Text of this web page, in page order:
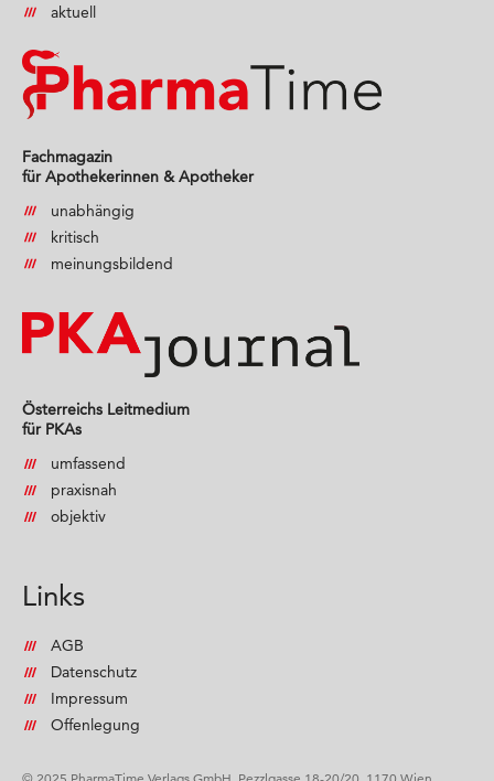
aktuell
Fachmagazin
für Apothekerinnen & Apotheker
unabhängig
kritisch
meinungsbildend
Österreichs Leitmedium
für PKAs
umfassend
praxisnah
objektiv
Links
AGB
Datenschutz
Impressum
Offenlegung